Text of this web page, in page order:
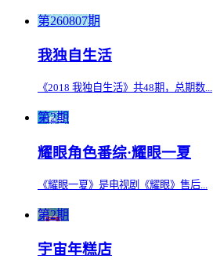
第260807期
我独自生活
《2018 我独自生活》共48期，总期数...
第2期
耀眼角色番综·耀眼一夏
《耀眼一夏》是电视剧《耀眼》售后...
第2期
宇宙年糕店